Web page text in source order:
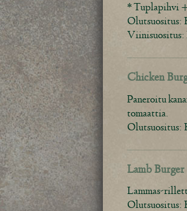
* Tuplapihvi
Olutsuositus:
Viinisuositus:
Chicken
Paneroitu
tomaattia.
Olutsuositus:
Lamb Burger
Lammas-
Olutsuositus: